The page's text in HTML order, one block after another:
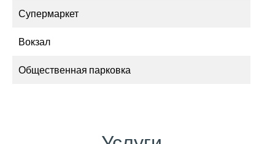
Супермаркет
Вокзал
Общественная парковка